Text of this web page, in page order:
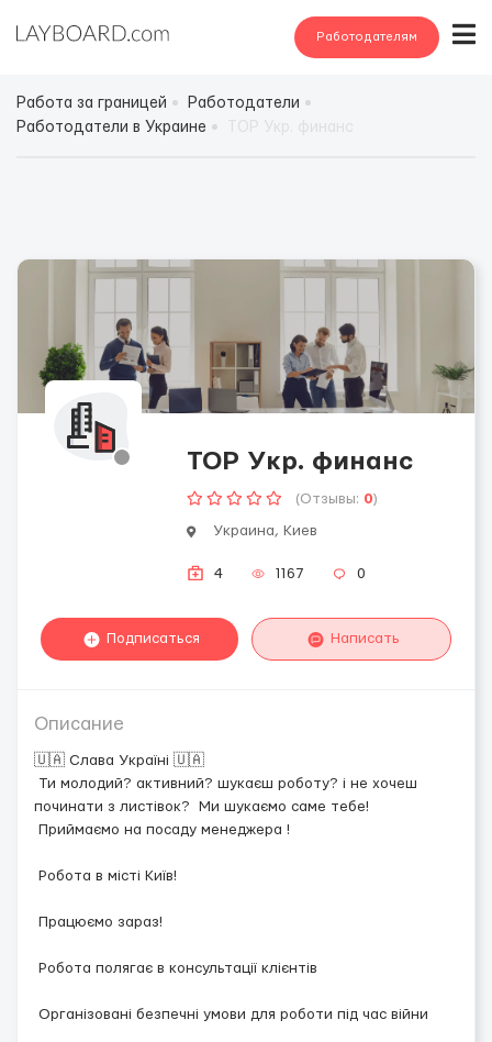
Работодателям
Работа за границей
Работодатели
Работодатели в Украине
ТОР Укр. финанс
(Отзывы: 0)
Украина, Киев
4 1167 0
Подписаться Написать
Описание
🇺🇦 Слава Україні 🇺🇦
Ти молодий? активний? шукаєш роботу? і не хочеш
починати з листівок? Ми шукаємо саме тебе!
Приймаємо на посаду менеджера !
Робота в місті Київ!
Працюємо зараз!
Робота полягає в консультації клієнтів
Організовані безпечні умови для роботи під час війни